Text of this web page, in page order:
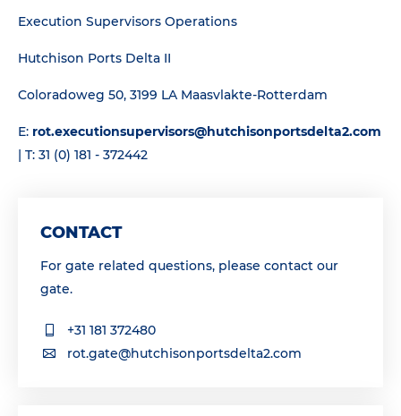
Execution Supervisors Operations
Hutchison Ports Delta II
Coloradoweg 50, 3199 LA Maasvlakte-Rotterdam
E: rot.executionsupervisors@hutchisonportsdelta2.com
| T: 31 (0) 181 - 372442
CONTACT
For gate related questions, please contact our
gate.
+31 181 372480
rot.gate@hutchisonportsdelta2.com